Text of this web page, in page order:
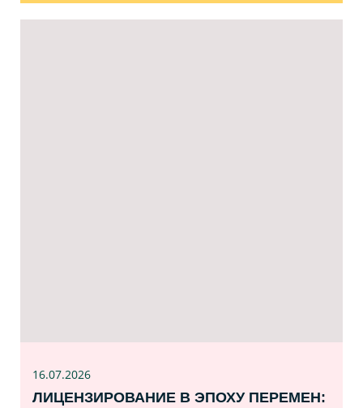
16.07.2026
ЛИЦЕНЗИРОВАНИЕ В ЭПОХУ ПЕРЕМЕН: